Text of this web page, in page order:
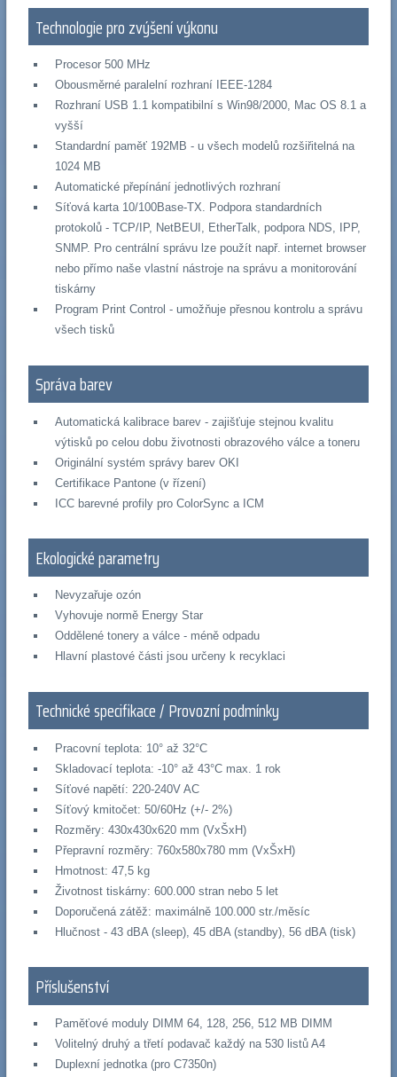
Technologie pro zvýšení výkonu
Procesor 500 MHz
Obousměrné paralelní rozhraní IEEE-1284
Rozhraní USB 1.1 kompatibilní s Win98/2000, Mac OS 8.1 a
vyšší
Standardní paměť 192MB - u všech modelů rozšiřitelná na
1024 MB
Automatické přepínání jednotlivých rozhraní
Síťová karta 10/100Base-TX. Podpora standardních
protokolů - TCP/IP, NetBEUI, EtherTalk, podpora NDS, IPP,
SNMP. Pro centrální správu lze použít např. internet browser
nebo přímo naše vlastní nástroje na správu a monitorování
tiskárny
Program Print Control - umožňuje přesnou kontrolu a správu
všech tisků
Správa barev
Automatická kalibrace barev - zajišťuje stejnou kvalitu
výtisků po celou dobu životnosti obrazového válce a toneru
Originální systém správy barev OKI
Certifikace Pantone (v řízení)
ICC barevné profily pro ColorSync a ICM
Ekologické parametry
Nevyzařuje ozón
Vyhovuje normě Energy Star
Oddělené tonery a válce - méně odpadu
Hlavní plastové části jsou určeny k recyklaci
Technické specifikace / Provozní podmínky
Pracovní teplota: 10° až 32°C
Skladovací teplota: -10° až 43°C max. 1 rok
Síťové napětí: 220-240V AC
Síťový kmitočet: 50/60Hz (+/- 2%)
Rozměry: 430x430x620 mm (VxŠxH)
Přepravní rozměry: 760x580x780 mm (VxŠxH)
Hmotnost: 47,5 kg
Životnost tiskárny: 600.000 stran nebo 5 let
Doporučená zátěž: maximálně 100.000 str./měsíc
Hlučnost - 43 dBA (sleep), 45 dBA (standby), 56 dBA (tisk)
Příslušenství
Paměťové moduly DIMM 64, 128, 256, 512 MB DIMM
Volitelný druhý a třetí podavač každý na 530 listů A4
Duplexní jednotka (pro C7350n)